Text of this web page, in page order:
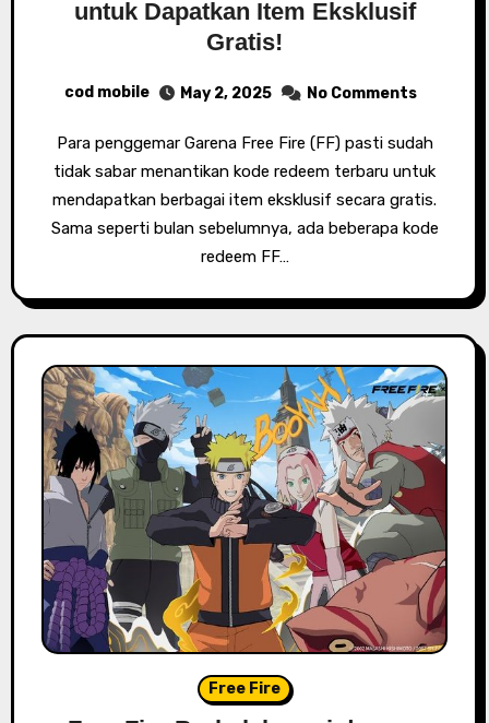
untuk Dapatkan Item Eksklusif
Gratis!
cod mobile May 2, 2025 No Comments
Para penggemar Garena Free Fire (FF) pasti sudah
tidak sabar menantikan kode redeem terbaru untuk
mendapatkan berbagai item eksklusif secara gratis.
Sama seperti bulan sebelumnya, ada beberapa kode
redeem FF…
Free Fire